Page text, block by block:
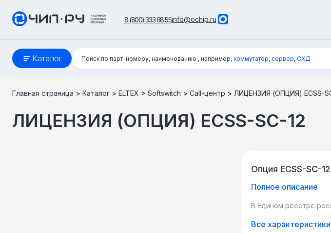
8 (800) 333 68 55info@ochip.ru
Каталог
Поиск:
Поиск по парт-номеру, наименованию , например, коммутатор, сервер, СХД
Главная страница > Каталог > ELTEX > Softswitch > Call-центр > ЛИЦЕНЗИЯ (ОПЦИЯ) ECSS-
ЛИЦЕНЗИЯ (ОПЦИЯ) ECSS-SС-12
Опция ECSS-SС-
Полное описание
В Едином реестре
Все характеристики